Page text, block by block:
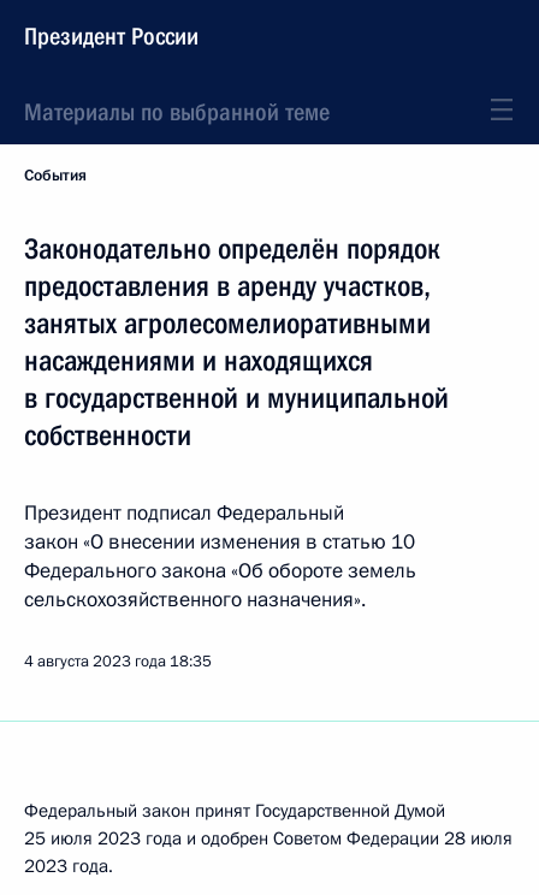
Президент России
Материалы по выбранной теме
События
Законодательно определён порядок
предоставления в аренду участков,
занятых агролесомелиоративными
насаждениями и находящихся
в государственной и муниципальной
собственности
Президент подписал Федеральный
закон «О внесении изменения в статью 10
Федерального закона «Об обороте земель
сельскохозяйственного назначения».
4 августа 2023 года 18:35
Федеральный закон принят Государственной Думой
25 июля 2023 года и одобрен Советом Федерации 28 июля
2023 года.